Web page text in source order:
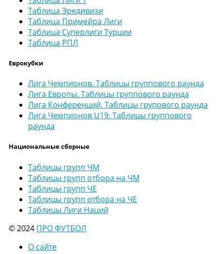
Таблица Эредивизи
Таблица Примейра Лиги
Таблица Суперлиги Турции
Таблица РПЛ
Еврокубки
Лига Чемпионов. Таблицы группового раунда
Лига Европы. Таблицы группового раунда
Лига Конференций. Таблицы групового раунда
Лига Чемпионов U19. Таблицы группового
раунда
Национальные сборные
Таблицы групп ЧМ
Таблицы групп отбора на ЧМ
Таблицы групп ЧЕ
Таблицы групп отбора на ЧЕ
Таблицы Лиги Наций
© 2024 ПРО ФУТБОЛ
О сайте